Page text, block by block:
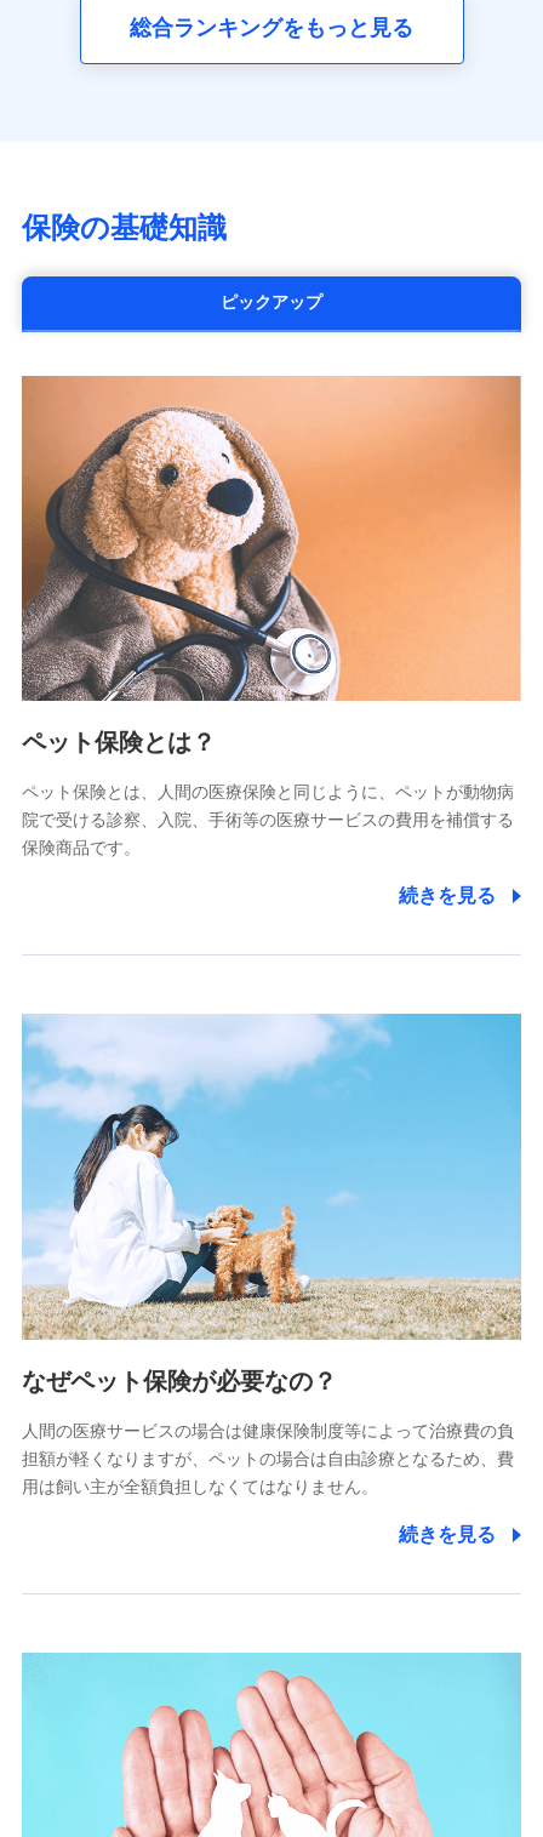
ソニー生命保険株式会社
（https://www.sonylife.co.jp）
SOMPOひまわり生命保険株式会社
太陽生命保険株式会社（https://www.taiyo-
チューリッヒ生命保険株式会社
（https://www.zurichlife.co.jp/）
東京海上日動あんしん生命保険株式会社
（https://www.nanairolife.co.jp/）
日本生命保険相互会社
（https://www.nissay.co.jp）
はなさく生命保険株式会社
（https://www.life8739.co.jp/）
マニュライフ生命保険株式会社
（https://www.manulife.co.jp/）
三井住友海上あいおい生命保険株式会社
（https://www.msa-life.co.jp/）
メットライフ生命株式会社
(https://www.metlife.co.jp/)
（https://www.medicarelife.com/）
■少額短期保険
株式会社アシロ少額短期保険
(https://kailash.co.jp/)
スマートプラス少額短期保険株式会社
（https://www.smartplus-insurance.com/）
チューリッヒ少額短期保険株式会社
(https://www.zurichssi.co.jp/)
Tokio Marine X少額短期保険株式会社
(https://www.tokiomarine-x.co.jp/)
ペットメディカルサポート株式会社
(https://pshoken.co.jp/)
リトルファミリー少額短期保険株式会社
(https://www.littlefamily-ssi.com/)
2.共同募集を行う代理店から受領する個人情報
郵便、電話、およびＥメール等により、当社と取引のあるも
しくは委託を受けている保険会社・提携会社の保険その他に
た維持管理等の委託業務遂行のため、またそれらに付帯、関
連する当社および提携会社のサービスを案内、提供するため
（なお、当社は複数の保険会社と取引があり、取得した個人
情報を取引のある他の保険会社の商品・サービスをご提案す
るために利用させていただくことがあります。）
上記に係る連絡・手続き・管理等付帯業務を行うため
上記に係る連絡・手続き・管理等付帯業務を行うため
4.家族・友達紹介にて取得した個人情報
被紹介者への連絡、及び当社と取引のあるもしくは委託を受
けている保険会社・提携会社の保険その他に関する情報を提
供し、金融商品等の契約を勧奨するため
アンケートやキャンペーン等の実施のため
総合ランキングをもっと見る
保険の基礎知識
ピックアップ
ペット保険とは？
ペット保険とは、人間の医療保険と同じように、ペットが動物病
院で受ける診察、入院、手術等の医療サービスの費用を補償する
保険商品です。
続きを見る
なぜペット保険が必要なの？
人間の医療サービスの場合は健康保険制度等によって治療費の負
担額が軽くなりますが、ペットの場合は自由診療となるため、費
用は飼い主が全額負担しなくてはなりません。
続きを見る